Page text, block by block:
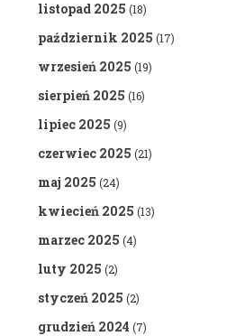
listopad 2025 (18)
październik 2025 (17)
wrzesień 2025 (19)
sierpień 2025 (16)
lipiec 2025 (9)
czerwiec 2025 (21)
maj 2025 (24)
kwiecień 2025 (13)
marzec 2025 (4)
luty 2025 (2)
styczeń 2025 (2)
grudzień 2024 (7)